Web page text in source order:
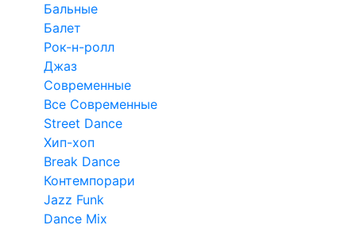
Бальные
Балет
Рок-н-ролл
Джаз
Современные
Все Современные
Street Dance
Хип-хоп
Break Dance
Контемпорари
Jazz Funk
Dance Mix